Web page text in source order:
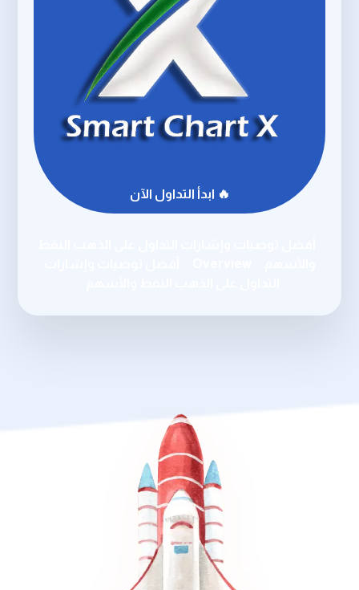
🔥 ابدأ التداول الآن